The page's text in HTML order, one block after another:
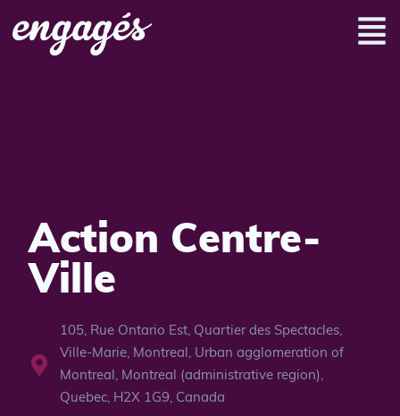
Action Centre-
Ville
105, Rue Ontario Est, Quartier des Spectacles,
Ville-Marie, Montreal, Urban agglomeration of
Montreal, Montreal (administrative region),
Quebec, H2X 1G9, Canada